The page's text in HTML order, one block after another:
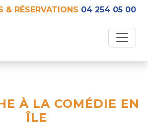
& RÉSERVATIONS 04 254 05 00
À LA COMÉDIE EN
ÎLE